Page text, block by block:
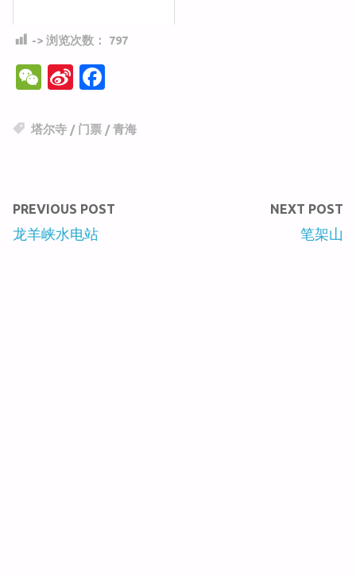
-> 浏览次数： 797
W
C
Si
a
b
o
c
o
塔尔寺 / 门票 /青海
PREVIOUS POST
龙羊峡水电站
NEXT POST
笔架山